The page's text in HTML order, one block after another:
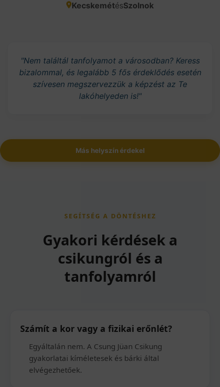
KecskemétésSzolnok
"Nem találtál tanfolyamot a városodban? Keress
bizalommal, és legalább 5 fős érdeklődés esetén
szívesen megszervezzük a képzést az Te
lakóhelyeden is!"
Más helyszín érdekel
SEGÍTSÉG A DÖNTÉSHEZ
Gyakori kérdések a
csikungról és a
tanfolyamról
Számít a kor vagy a fizikai erőnlét?
Egyáltalán nem. A Csung Jüan Csikung
gyakorlatai kíméletesek és bárki által
elvégezhetőek.